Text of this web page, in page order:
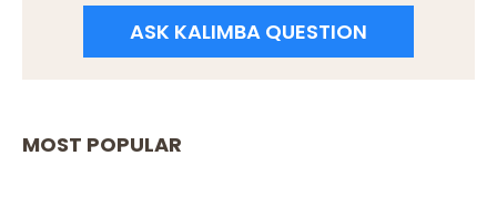
ASK KALIMBA QUESTION
MOST POPULAR